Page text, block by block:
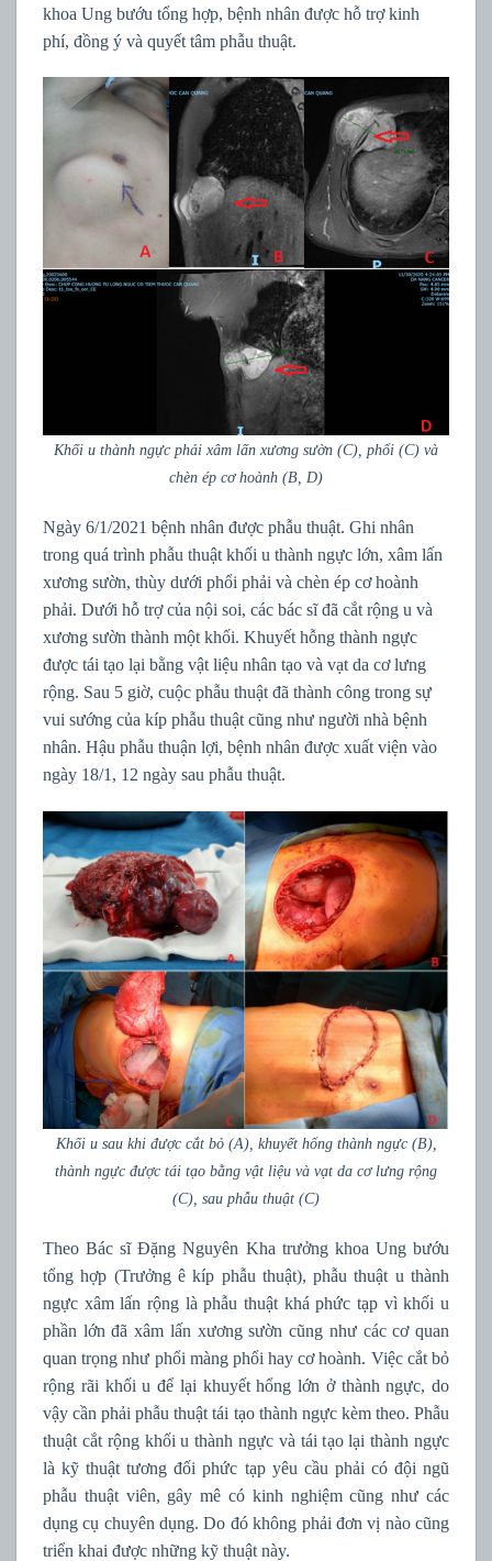
khoa Ung bướu tổng hợp, bệnh nhân được hỗ trợ kinh
phí, đồng ý và quyết tâm phẫu thuật.
Khối u thành ngực phải xâm lấn xương sườn (C), phổi (C) và
chèn ép cơ hoành (B, D)
Ngày 6/1/2021 bệnh nhân được phẫu thuật. Ghi nhân
trong quá trình phẫu thuật khối u thành ngực lớn, xâm lấn
xương sườn, thùy dưới phổi phải và chèn ép cơ hoành
phải. Dưới hỗ trợ của nội soi, các bác sĩ đã cắt rộng u và
xương sườn thành một khối. Khuyết hỗng thành ngực
được tái tạo lại bằng vật liệu nhân tạo và vạt da cơ lưng
rộng. Sau 5 giờ, cuộc phẫu thuật đã thành công trong sự
vui sướng của kíp phẫu thuật cũng như người nhà bệnh
nhân. Hậu phẫu thuận lợi, bệnh nhân được xuất viện vào
ngày 18/1, 12 ngày sau phẫu thuật.
Khối u sau khi được cắt bỏ (A), khuyết hổng thành ngực (B),
thành ngực được tái tạo bằng vật liệu và vạt da cơ lưng rộng
(C), sau phẫu thuật (C)
Theo Bác sĩ Đặng Nguyên Kha trưởng khoa Ung bướu
tổng hợp (Trưởng ê kíp phẫu thuật), phẫu thuật u thành
ngực xâm lấn rộng là phẫu thuật khá phức tạp vì khối u
phần lớn đã xâm lấn xương sườn cũng như các cơ quan
quan trọng như phổi màng phổi hay cơ hoành. Việc cắt bỏ
rộng rãi khối u để lại khuyết hổng lớn ở thành ngực, do
vậy cần phải phẫu thuật tái tạo thành ngực kèm theo. Phẫu
thuật cắt rộng khối u thành ngực và tái tạo lại thành ngực
là kỹ thuật tương đối phức tạp yêu cầu phải có đội ngũ
phẫu thuật viên, gây mê có kinh nghiệm cũng như các
dụng cụ chuyên dụng. Do đó không phải đơn vị nào cũng
triển khai được những kỹ thuật này.